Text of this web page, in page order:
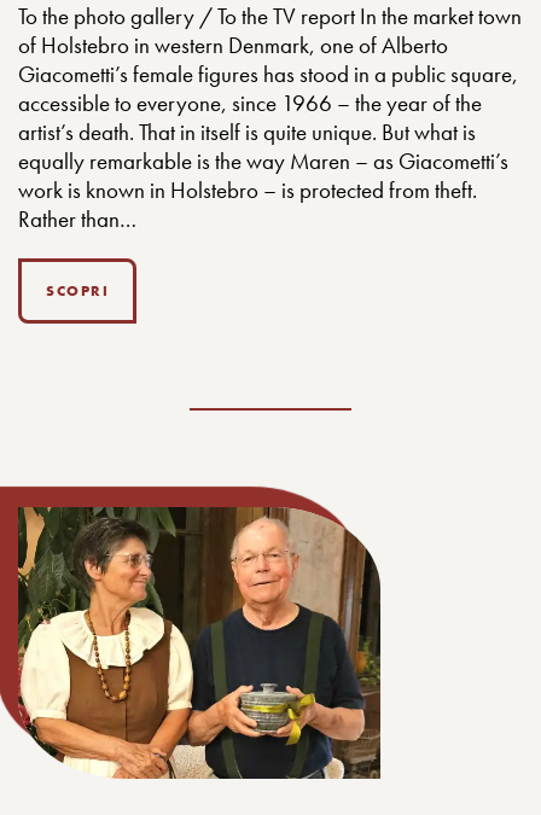
To the photo gallery / To the TV report In the market town
of Holstebro in western Denmark, one of Alberto
Giacometti’s female figures has stood in a public square,
accessible to everyone, since 1966 – the year of the
artist’s death. That in itself is quite unique. But what is
equally remarkable is the way Maren – as Giacometti’s
work is known in Holstebro – is protected from theft.
Rather than…
SCOPRI